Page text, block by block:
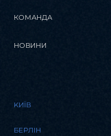
КОМАНДА
НОВИНИ
KИЇВ
БЕРЛІН